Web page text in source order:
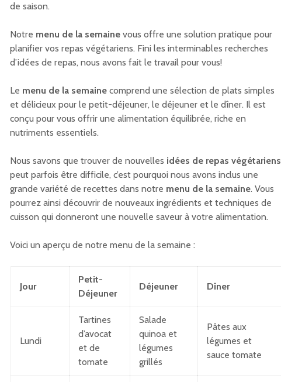
de saison.
Notre menu de la semaine vous offre une solution pratique pour
planifier vos repas végétariens. Fini les interminables recherches
d’idées de repas, nous avons fait le travail pour vous!
Le menu de la semaine comprend une sélection de plats simples
et délicieux pour le petit-déjeuner, le déjeuner et le dîner. Il est
conçu pour vous offrir une alimentation équilibrée, riche en
nutriments essentiels.
Nous savons que trouver de nouvelles idées de repas végétariens
peut parfois être difficile, c’est pourquoi nous avons inclus une
grande variété de recettes dans notre menu de la semaine. Vous
pourrez ainsi découvrir de nouveaux ingrédients et techniques de
cuisson qui donneront une nouvelle saveur à votre alimentation.
Voici un aperçu de notre menu de la semaine :
Jour
Petit-
Déjeuner
Déjeuner Dîner
Lundi
Tartines
d’avocat
et de
tomate
Salade
quinoa et
légumes
grillés
Pâtes aux
légumes et
sauce tomate